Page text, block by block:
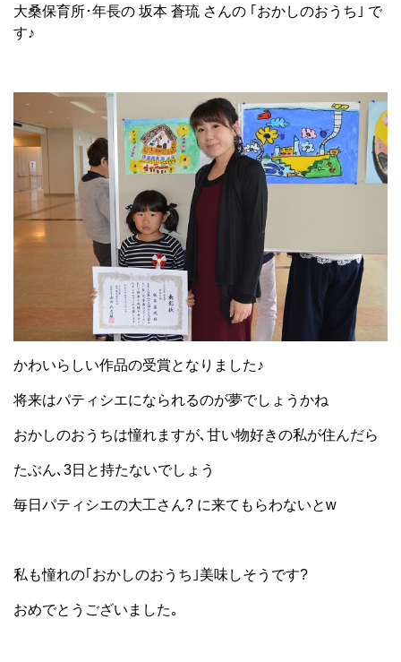
大桑保育所･年長の 坂本 蒼琉 さんの ｢おかしのおうち｣ で
す♪
かわいらしい作品の受賞となりました♪
将来はパティシエになられるのが夢でしょうかね
おかしのおうちは憧れますが､甘い物好きの私が住んだら
たぶん､3日と持たないでしょう
毎日パティシエの大工さん? に来てもらわないとw
私も憧れの｢おかしのおうち｣美味しそうです?
おめでとうございました｡